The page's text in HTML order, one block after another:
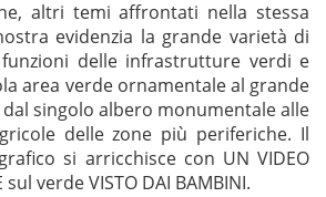
altri temi affrontati nella stessa
evidenzia la grande varietà di
delle infrastrutture verdi e
area verde ornamentale al grande
singolo albero monumentale alle
delle zone più periferiche. Il
si arricchisce con UN VIDEO
sul verde VISTO DAI BAMBINI.